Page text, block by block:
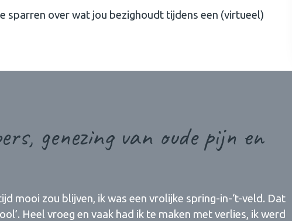
sparren over wat jou bezighoudt tijdens een (virtueel)
genezing van oude pijn en
mooi zou blijven, ik was een vrolijke spring-in-‘t-veld. Dat
Heel vroeg en vaak had ik te maken met verlies, ik werd